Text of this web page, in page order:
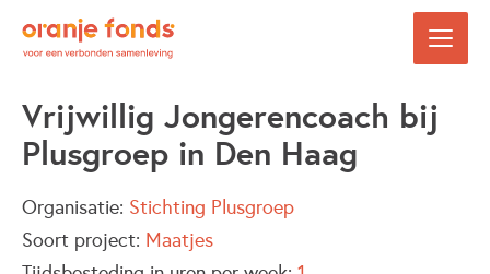
Vrijwillig Jongerencoach bij
Plusgroep in Den Haag
Organisatie: Stichting Plusgroep
Soort project: Maatjes